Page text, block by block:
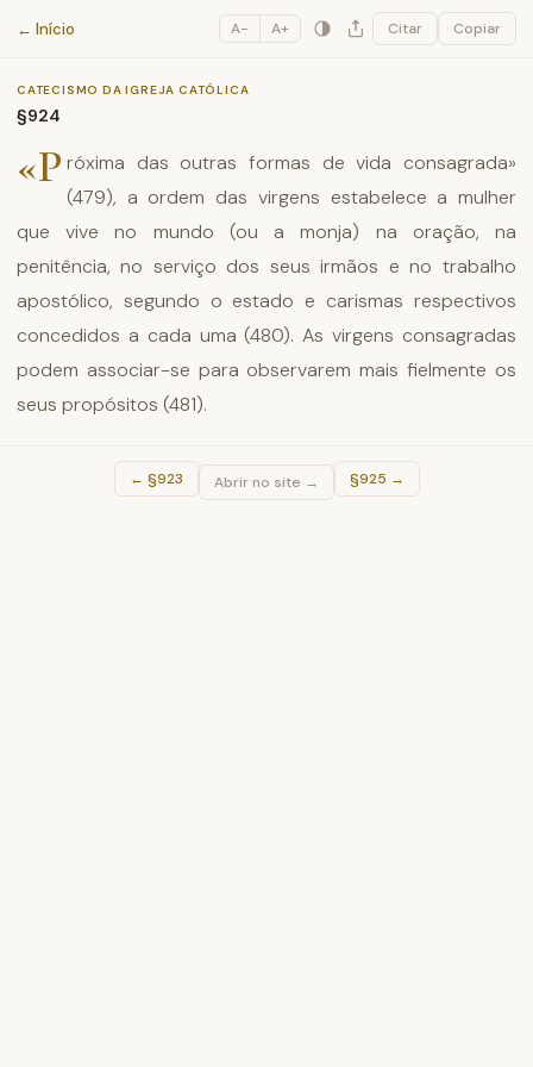
Catecismo da Igreja Católica
← Início A− A+ Citar Copiar
CATECISMO DA IGREJA CATÓLICA
§924
«P róxima das outras formas de vida consagrada»
(479), a ordem das virgens estabelece a mulher
que vive no mundo (ou a monja) na oração, na
penitência, no serviço dos seus irmãos e no trabalho
apostólico, segundo o estado e carismas respectivos
concedidos a cada uma (480). As virgens consagradas
podem associar-se para observarem mais fielmente os
seus propósitos (481).
← §923 Abrir no site → §925 →